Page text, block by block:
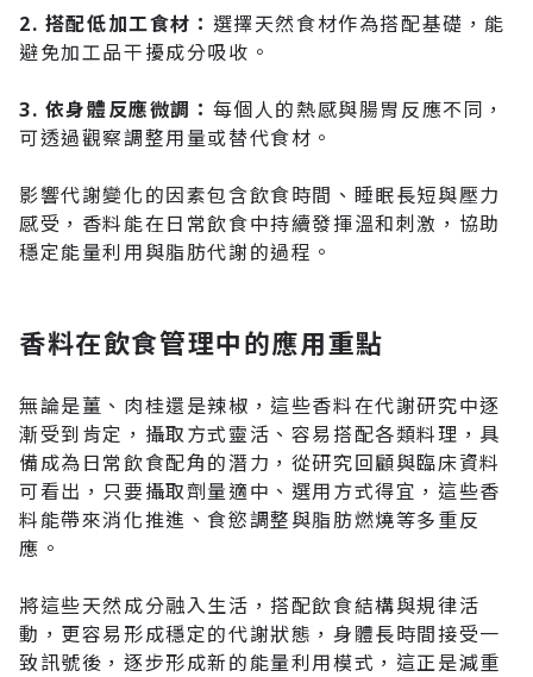
2. 搭配低加工食材 ： 選擇天然食材作為搭配基礎，能
避免加工品干擾成分吸收。
3. 依身體反應微調 ： 每個人的熱感與腸胃反應不同，
可透過觀察調整用量或替代食材。
影響代謝變化的因素包含飲食時間、睡眠長短與壓力
感受 ，香料能在日常飲食中持續發揮溫和刺激，協助
穩定能量利用與脂肪代謝的過程。
香料在飲食管理中的應用重點
無論是薑、肉桂還是辣椒，這些香料在代謝研究中逐
漸受到肯定 ，攝取方式靈活、容易搭配各類料理，具
備成為日常飲食配角的潛力，從研究回顧與臨床資料
可看出，只要攝取劑量適中、選用方式得宜，這些香
料能帶來消化推進、食慾調整與脂肪燃燒等多重反
應。
將這些天然成分融入生活，搭配飲食結構與規律活
動，更容易形成穩定的代謝狀態 ，身體長時間接受一
致訊號後，逐步形成新的能量利用模式，這正是減重